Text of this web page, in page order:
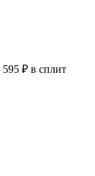
595 ₽ в сплит